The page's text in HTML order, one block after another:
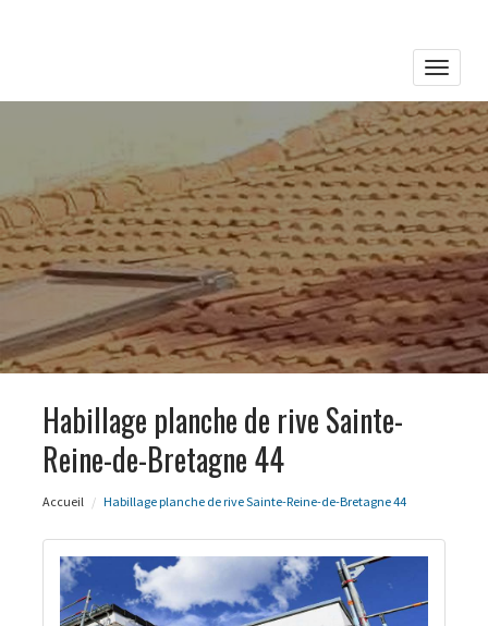
Toggle
Habillage planche de rive Sainte-
Reine-de-Bretagne 44
Accueil Habillage planche de rive Sainte-Reine-de-Bretagne 44